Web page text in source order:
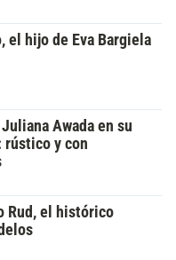
el hijo de Eva Bargiela
Awada en su
rústico y con
Rud, el histórico